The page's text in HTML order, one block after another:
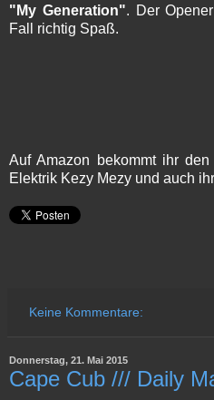
"My Generation". Der
Fall richtig Spaß.
Auf Amazon bekommt ihr den
Elektrik Kezy Mezy und auch
Keine Kommentare:
Donnerstag, 21. Mai 2015
Cape Cub /// Daily